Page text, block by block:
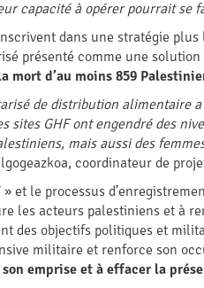
capacité à opérer pourrait se
dans une stratégie
présenté comme une
mort d’au moins 859
de distribution alimentaire
sites GHF ont engendré des
mais aussi des
coordinateur de
» et le processus
les acteurs palestiniens et à
des objectifs politiques et
militaire et renforce son
emprise et à effacer la